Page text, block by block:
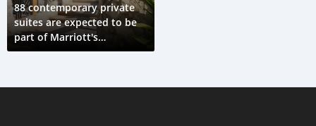
88 contemporary private
suites are expected to be
part of Marriott's
nationwide launch.